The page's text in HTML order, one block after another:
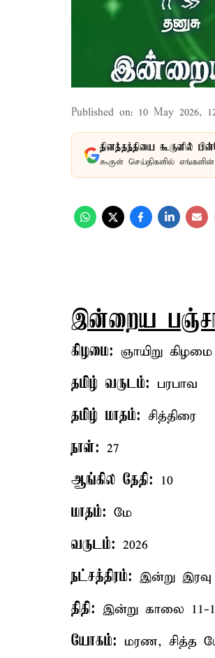
Published on: 10 May 2026,
தினத்தந்தியை கூகுளில்
கூகுள் செய்திகளில்
இன்றைய
கிழமை: ஞாயிறு கிழமை
தமிழ் வருடம்: பரபாவ
தமிழ் மாதம்: சித்திரை
நாள்: 27
ஆங்கில தேதி: 10
மாதம்: மே
வருடம்: 2026
நட்சத்திரம்: இன்று
திதி: இன்று காலை 11-
யோகம்: மரண, சித்த